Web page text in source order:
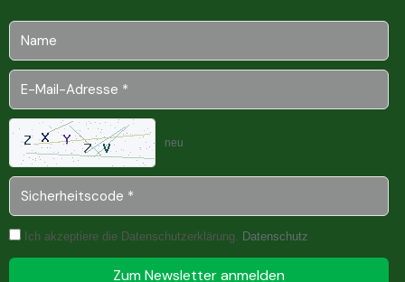
neu
Ich akzeptiere die Datenschutzerklärung. Datenschutz
Zum Newsletter anmelden